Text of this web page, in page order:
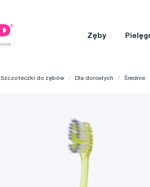
Zęby
Szczoteczki do zębów Dla dorosłych Średnie